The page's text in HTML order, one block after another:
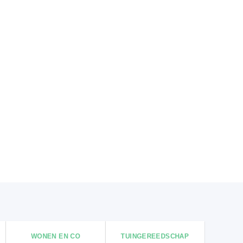
WONEN EN CO TUINGEREEDSCHAP